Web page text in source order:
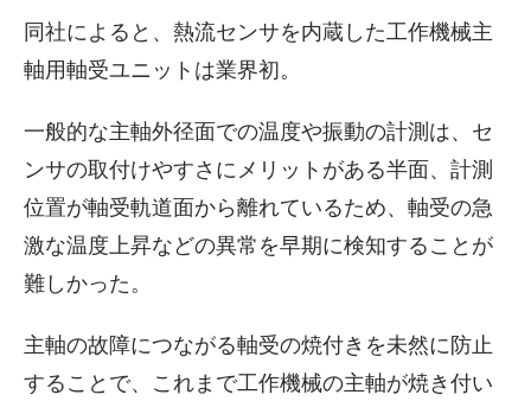
同社によると、熱流センサを内蔵した工作機械主
軸用軸受ユニットは業界初。
一般的な主軸外径面での温度や振動の計測は、セ
ンサの取付けやすさにメリットがある半面、計測
位置が軸受軌道面から離れているため、軸受の急
激な温度上昇などの異常を早期に検知することが
難しかった。
主軸の故障につながる軸受の焼付きを未然に防止
することで、これまで工作機械の主軸が焼き付い